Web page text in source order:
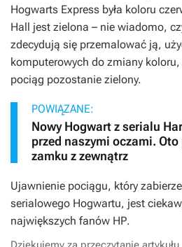
Hogwarts Express była koloru
Hall jest zielona – nie wiadomo,
zdecydują się przemalować ją,
komputerowych do zmiany
pociąg pozostanie zielony.
POWIĄZANE:
Nowy Hogwart z serialu
przed naszymi oczami.
zamku z zewnątrz
Ujawnienie pociągu, który
serialowego Hogwartu, jest
największych fanów HP.